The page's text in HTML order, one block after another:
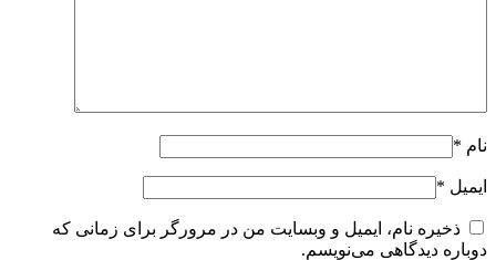
نام *
ایمیل *
ذخیره نام، ایمیل و وبسایت من در مرورگر برای زمانی که
دوباره دیدگاهی می‌نویسم.